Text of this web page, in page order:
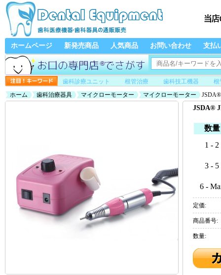
ホームページ 新発売商品 人気商品 お問い合わせ 支払
歯科診療ユニット 根管治療 歯科技工機器
根
ホーム
歯科治療器具 マイクローモーター マイクローモーター
JSDA®
数量
1 - 2
3 - 5
6 -
定価:
商品番号:
数量: